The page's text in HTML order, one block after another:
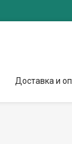
Доставка и